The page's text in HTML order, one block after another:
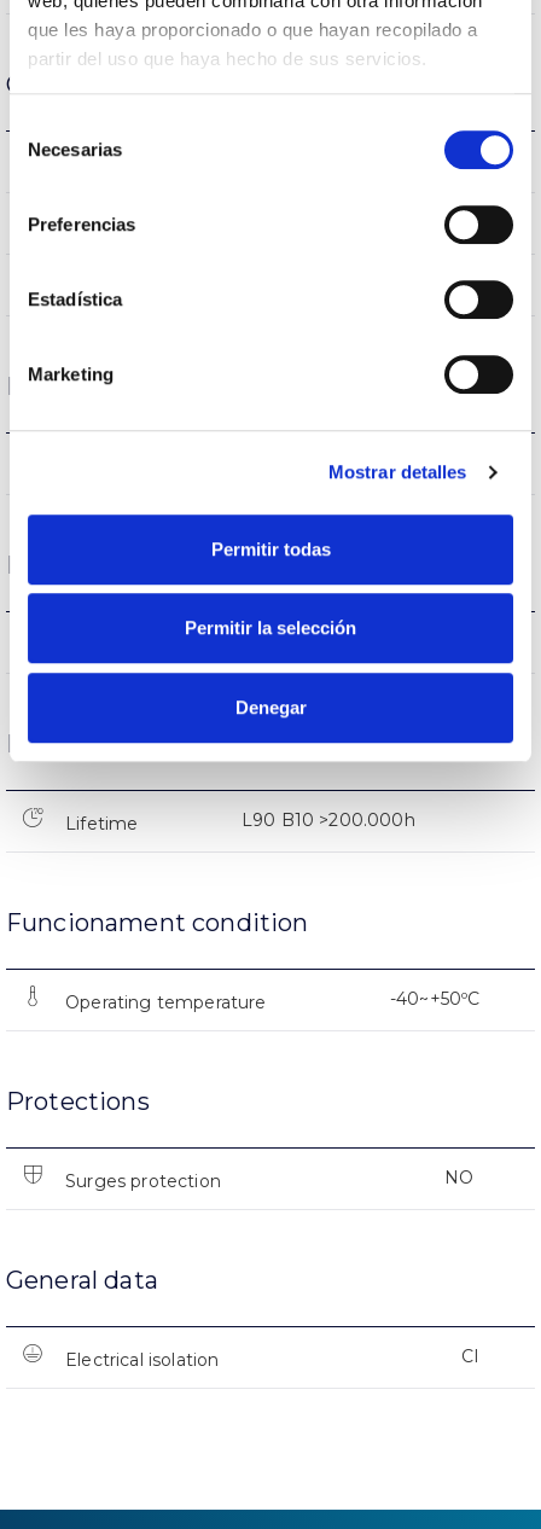
que les haya proporcionado o que hayan recopilado a
partir del uso que haya hecho de sus servicios.
Necesarias
Preferencias
Estadística
Marketing
Mostrar detalles
Permitir todas
Permitir la selección
Denegar
Optical data
Colour temperature 4.000K
CRI Colour rendering index >70
Optical VA00L1P
Housing and Finish
66
Performance
3.516lm
Life
Lifetime L90 B10 >200.000h
Funcionament condition
Operating temperature -40~+50ºC
Protections
Surges protection NO
General data
Electrical isolation CI